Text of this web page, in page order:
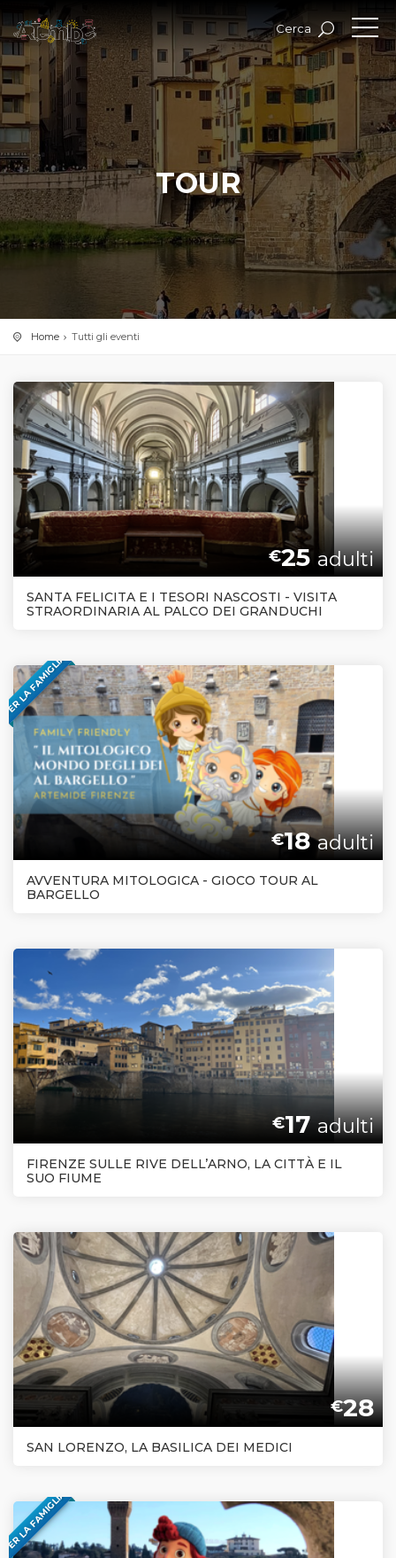
Cerca
TOUR
Home Tutti gli eventi
€25 adulti
SANTA FELICITA E I TESORI NASCOSTI - VISITA
STRAORDINARIA AL PALCO DEI GRANDUCHI
PER LA FAMIGLIA
€18adulti
AVVENTURA MITOLOGICA - GIOCO TOUR AL
BARGELLO
€17adulti
FIRENZE SULLE RIVE DELL’ARNO, LA CITTÀ E IL
SUO FIUME
€28
SAN LORENZO, LA BASILICA DEI MEDICI
PER LA FAMIGLIA